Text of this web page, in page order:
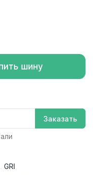
шину
Заказать
GRI